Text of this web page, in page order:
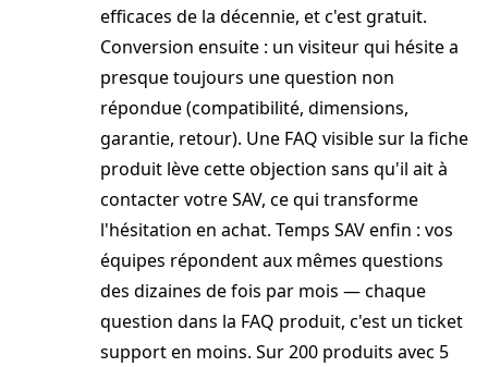
efficaces de la décennie, et c'est gratuit.
Conversion ensuite : un visiteur qui hésite a
presque toujours une question non
répondue (compatibilité, dimensions,
garantie, retour). Une FAQ visible sur la fiche
produit lève cette objection sans qu'il ait à
contacter votre SAV, ce qui transforme
l'hésitation en achat. Temps SAV enfin : vos
équipes répondent aux mêmes questions
des dizaines de fois par mois — chaque
question dans la FAQ produit, c'est un ticket
support en moins. Sur 200 produits avec 5